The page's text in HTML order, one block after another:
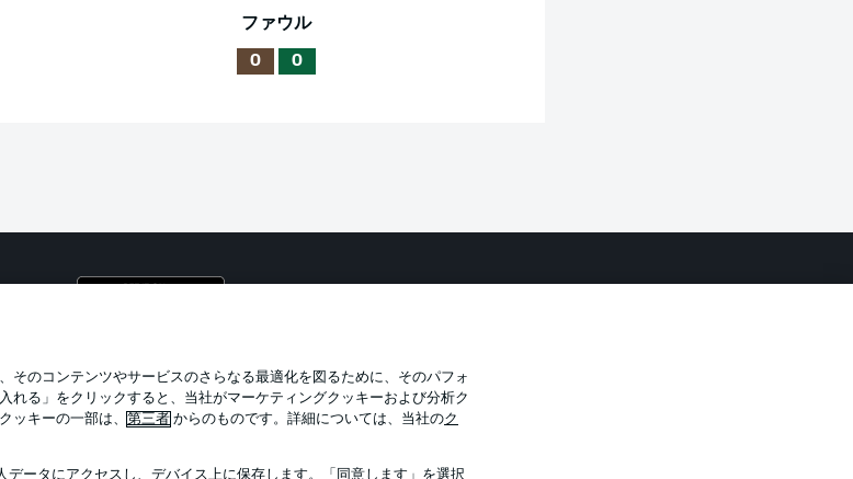
ファウル
0 0
当サイトについて
のコンテンツやサービスのさらなる最適化を図るために、そのパフォ
る」をクリックすると、当社がマーケティングクッキーおよび分析ク
ッキーの一部は、 第三者 からのものです。詳細については、当社のク
ータにアクセスし、デバイス上に保存します。「同意します」を選択